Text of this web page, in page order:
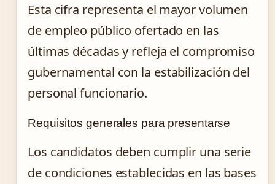
Esta cifra representa el mayor volumen
de empleo público ofertado en las
últimas décadas y refleja el compromiso
gubernamental con la estabilización del
personal funcionario.
Requisitos generales para presentarse
Los candidatos deben cumplir una serie
de condiciones establecidas en las bases